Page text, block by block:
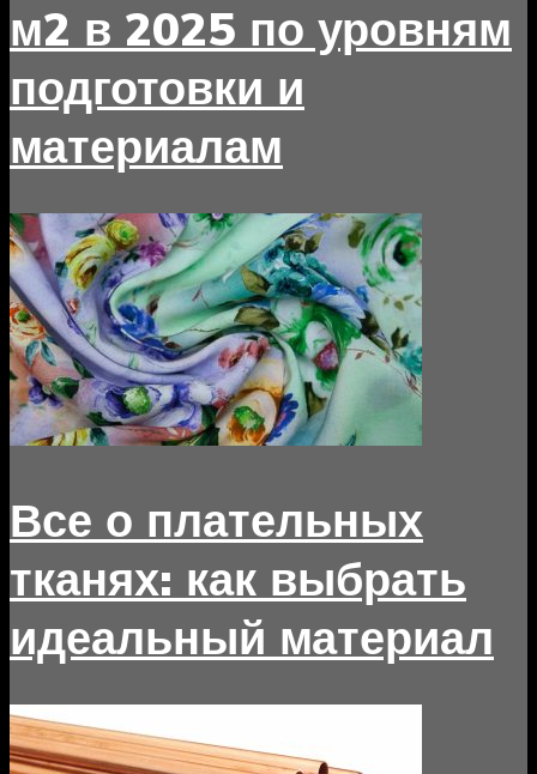
м2 в 2025 по уровням
подготовки и
материалам
Все о плательных
тканях: как выбрать
идеальный материал